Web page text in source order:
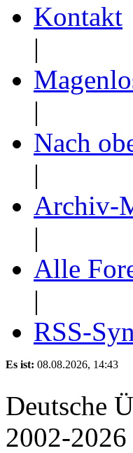
Kontakt
|
|
Nach
|
Archiv-
|
Alle
|
RSS-
Es ist: 08.08.2026, 14:43
Deutsche
2002-2026